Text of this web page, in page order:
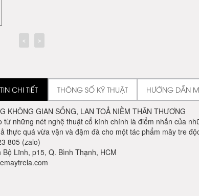
CHI TIẾT THÔNG SỐ KỸ THUẬT HƯỚNG DẪN
KHÔNG GIAN SỐNG, LAN TOẢ NIỀM THÂN THƯƠNG
từ những nét nghệ thuật cổ kính chính là điểm nhấn của
thực quá vừa vặn và đậm đà cho một tác phẩm mây tre
805 (zalo)
Lĩnh, p15, Q. Bình Thạnh, HCM